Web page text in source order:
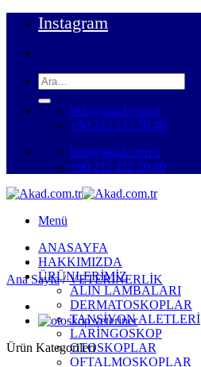
İçeriğeInstagram
Ara:
Info@akad.com.tr
+90 212 212 50 40
Info@akad.com.tr
+90 212 212 50 40
Menü
ANASAYFA
HAKKIMIZDA
ÜRÜNLERİMİZ
ALIN LAMBALARI
DERMATOSKOPLAR
TANSİYON ALETLERİ
LARİNGOSKOP
OTOSKOPLAR
OFTALMOSKOPLAR
Ana Sayfa / VETERİNERLİK
Ürün Kategorileri